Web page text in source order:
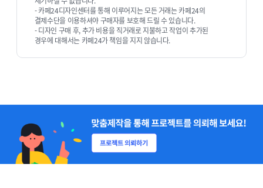
- 카페24디자인센터를 통해 이루어지는 모든 거래는 카페24의
결제수단을 이용하셔야 구매자를 보호해 드릴 수 있습니다.
- 디자인 구매 후, 추가 비용을 직거래로 지불하고 작업이 추가된
경우에 대해서는 카페24가 책임을 지지 않습니다.